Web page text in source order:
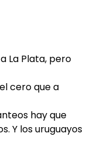
La Plata, pero
cero que a
hay que
Y los uruguayos